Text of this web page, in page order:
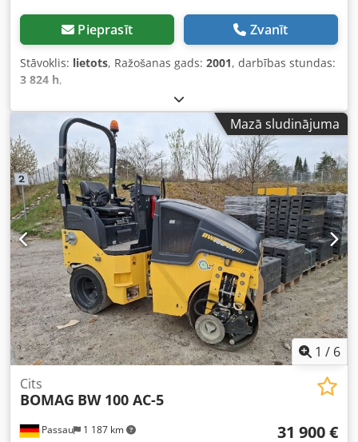
Pieprasīt Zvanīt
Stāvoklis: lietots, Ražošanas gads: 2001, darbības stundas:
3 824 h,
Mazā sludinājuma
1 / 6
Passau 1 187 km
Cits
BOMAG BW 100 AC-5
31 900 €